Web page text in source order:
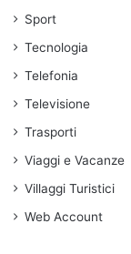
Sport
Tecnologia
Telefonia
Televisione
Trasporti
Viaggi e Vacanze
Villaggi Turistici
Web Account